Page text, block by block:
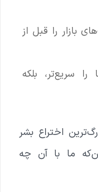
بازار را قبل از
را سریع‌تر، بلکه
اختراع بشر
ما با آن چه